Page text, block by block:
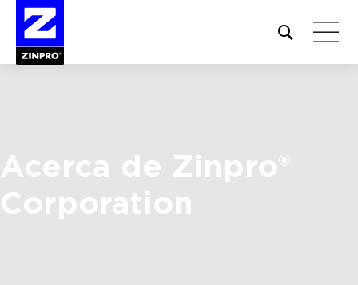
Open
site
search
Acerca de Zinpro®
Corporation